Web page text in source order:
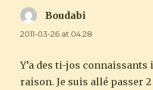
Boudabi
2011-03-26 at 04:28
Y’a des ti-jos connaissants
raison. Je suis allé passer